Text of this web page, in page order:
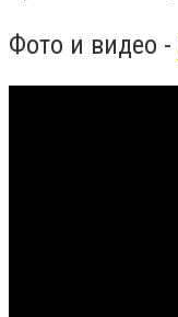
Фото и видео -